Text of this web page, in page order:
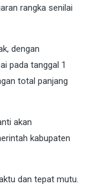
rangka senilai
dengan
pada tanggal 1
total panjang
akan
kabupaten
dan tepat mutu.